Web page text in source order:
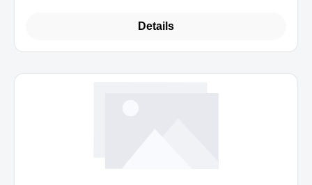
Details